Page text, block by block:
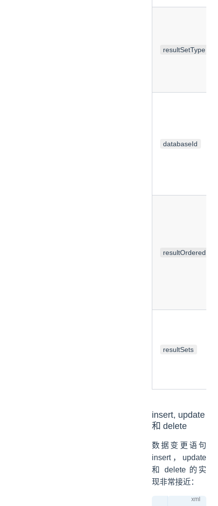
resultSetType
databaseId
resultOrdered
resultSets
insert, update
和 delete
数据变更语句
insert，update
和 delete 的实
现非常接近：